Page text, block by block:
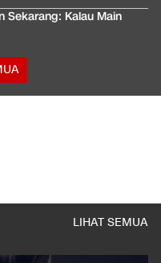
Sekarang: Kalau Main
LIHAT SEMUA